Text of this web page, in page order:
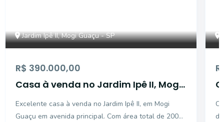
Jardim Ipê II, Mogi Guaçu - SP
R$ 390.000,00
Casa à venda no Jardim Ipê II, Mogi
Excelente casa à venda no Jardim Ipê II, em Mogi
Guaçu em avenida principal. Com área total de 200
de